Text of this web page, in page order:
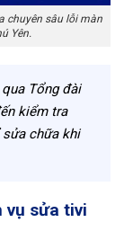
chuyên sâu lỗi màn
Yên.
Tổng đài
kiểm tra
chữa khi
vụ sửa tivi